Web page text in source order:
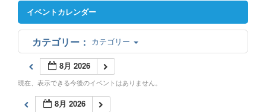
イベントカレンダー
カテゴリー
8月 2026
現在、表示できる今後のイベントはありません。
8月 2026